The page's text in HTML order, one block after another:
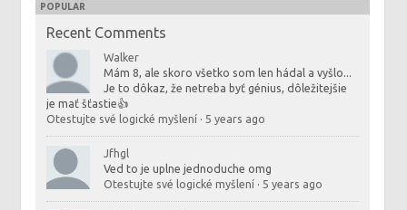
POPULAR
Recent Comments
Walker
Mám 8, ale skoro všetko som len hádal a vyšlo...
Je to dôkaz, že netreba byť génius, dôležitejšie
je mať šťastie👍
Otestujte své logické myšlení · 5 years ago
Jfhgl
Ved to je uplne jednoduche omg
Otestujte své logické myšlení · 5 years ago